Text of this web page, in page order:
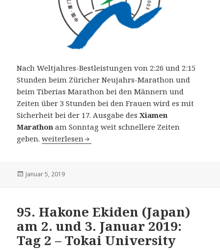
Nach Weltjahres-Bestleistungen von 2:26 und 2:15
Stunden beim Züricher Neujahrs-Marathon und
beim Tiberias Marathon bei den Männern und
Zeiten über 3 Stunden bei den Frauen wird es mit
Sicherheit bei der 17. Ausgabe desXiamen
Marathon am Sonntag weit schnellere Zeiten
geben.17. Xiamen Marathon am 6. Januar 2019:
weiterlesen
Veröffentlicht
Januar 5, 2019
95. Hakone Ekiden (Japan)
am 2. und 3. Januar 2019:
Tag 2 – Tokai University